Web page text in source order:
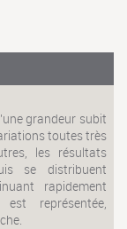
grandeur subit
toutes très
les résultats
se distribuent
rapidement
représentée,